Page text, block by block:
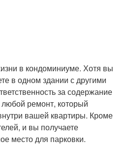
в кондоминиуме. Хотя вы
в одном здании с другими
за содержание
ремонт, который
вашей квартиры. Кроме
и вы получаете
место для парковки.